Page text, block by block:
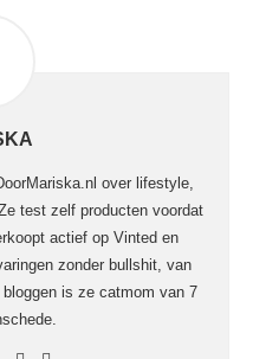
over lifestyle,
test zelf producten voordat
actief op Vinted en
zonder bullshit, van
is ze catmom van 7